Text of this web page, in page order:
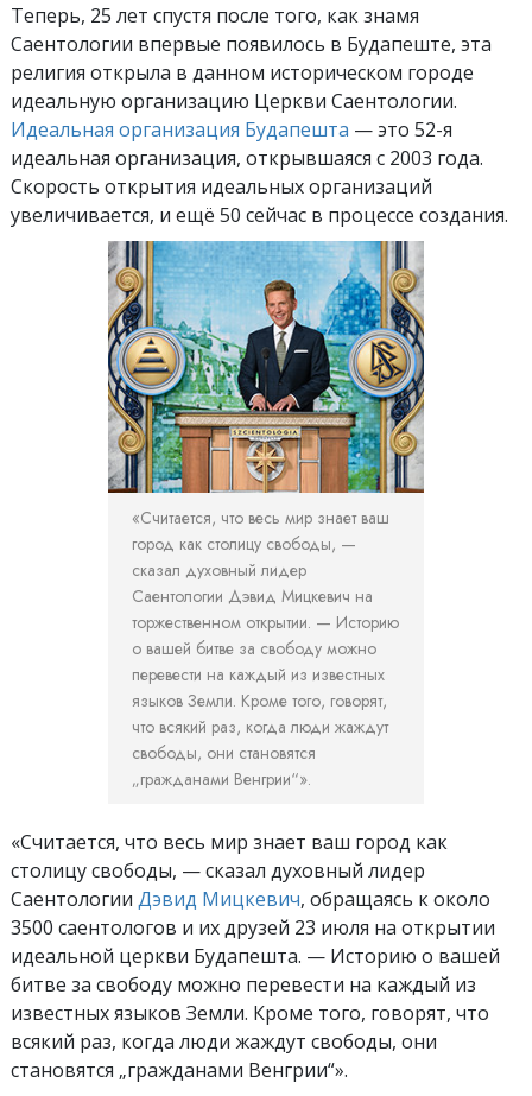
Теперь, 25 лет спустя после того, как знамя
Саентологии впервые появилось в Будапеште, эта
религия открыла в данном историческом городе
идеальную организацию Церкви Саентологии.
Идеальная организация Будапешта — это 52-я
идеальная организация, открывшаяся с 2003 года.
Скорость открытия идеальных организаций
увеличивается, и ещё 50 сейчас в процессе создания.
«Считается, что весь мир знает ваш
город как столицу свободы, —
сказал духовный лидер
Саентологии Дэвид Мицкевич на
торжественном открытии. — Историю
о вашей битве за свободу можно
перевести на каждый из известных
языков Земли. Кроме того, говорят,
что всякий раз, когда люди жаждут
свободы, они становятся
„гражданами Венгрии“».
«Считается, что весь мир знает ваш город как
столицу свободы, — сказал духовный лидер
Саентологии Дэвид Мицкевич, обращаясь к около
3500 саентологов и их друзей 23 июля на открытии
идеальной церкви Будапешта. — Историю о вашей
битве за свободу можно перевести на каждый из
известных языков Земли. Кроме того, говорят, что
всякий раз, когда люди жаждут свободы, они
становятся „гражданами Венгрии“».